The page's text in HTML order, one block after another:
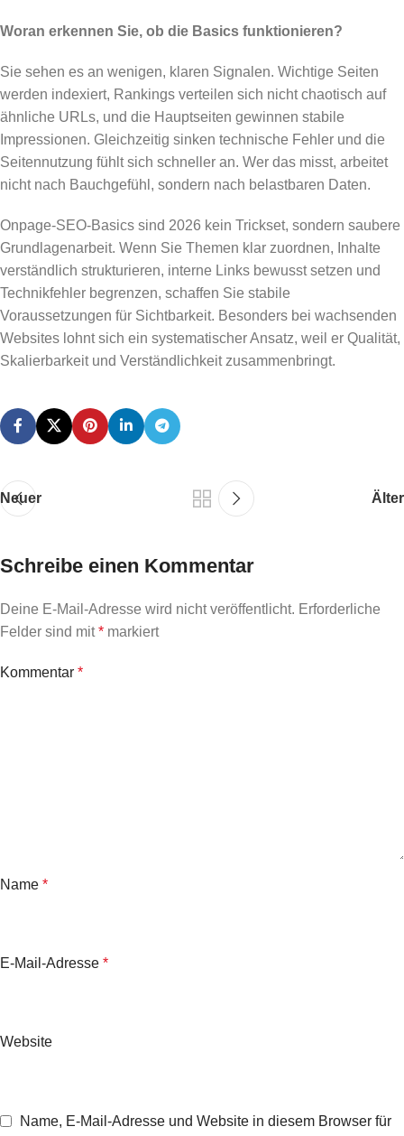
Woran erkennen Sie, ob die Basics funktionieren?
Sie sehen es an wenigen, klaren Signalen. Wichtige Seiten
werden indexiert, Rankings verteilen sich nicht chaotisch auf
ähnliche URLs, und die Hauptseiten gewinnen stabile
Impressionen. Gleichzeitig sinken technische Fehler und die
Seitennutzung fühlt sich schneller an. Wer das misst, arbeitet
nicht nach Bauchgefühl, sondern nach belastbaren Daten.
Onpage-SEO-Basics sind 2026 kein Trickset, sondern saubere
Grundlagenarbeit. Wenn Sie Themen klar zuordnen, Inhalte
verständlich strukturieren, interne Links bewusst setzen und
Technikfehler begrenzen, schaffen Sie stabile
Voraussetzungen für Sichtbarkeit. Besonders bei wachsenden
Websites lohnt sich ein systematischer Ansatz, weil er Qualität,
Skalierbarkeit und Verständlichkeit zusammenbringt.
Neuer Älter
Schreibe einen Kommentar
Deine E-Mail-Adresse wird nicht veröffentlicht. Erforderliche
Felder sind mit* markiert
Kommentar *
Name *
E-Mail-Adresse *
Website
Name, E-Mail-Adresse und Website in diesem Browser für